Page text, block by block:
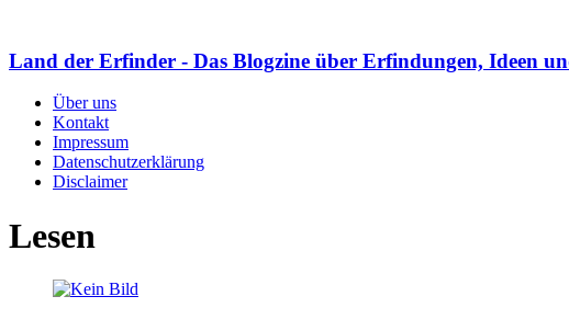
Land der Erfinder - Das Blogzine über Erfindungen, Ideen
Über uns
Kontakt
Impressum
Datenschutzerklärung
Disclaimer
Lesen